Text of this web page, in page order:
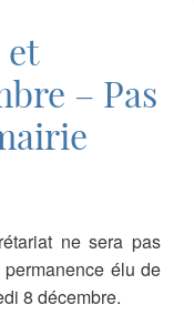
et
– Pas
ne sera pas
élu de
8 décembre.